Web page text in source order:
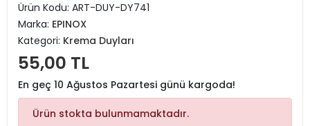
Ürün Kodu: ART-DUY-DY741
Marka: EPINOX
Kategori: Krema Duyları
55,00 TL
En geç 10 Ağustos Pazartesi günü kargoda!
Ürün stokta bulunmamaktadır.